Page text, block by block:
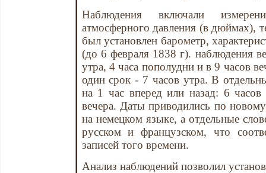
Наблюдения включали
атмосферного давления (в дюймах),
был установлен барометр,
(до 6 февраля 1838 г). наблюдения
утра, 4 часа пополудни и в 9 часов
один срок - 7 часов утра. В
на 1 час вперед или назад: 6
вечера. Даты приводились по
на немецком языке, а отдельные
русском и французском, что
записей того времени.
Анализ наблюдений позволил